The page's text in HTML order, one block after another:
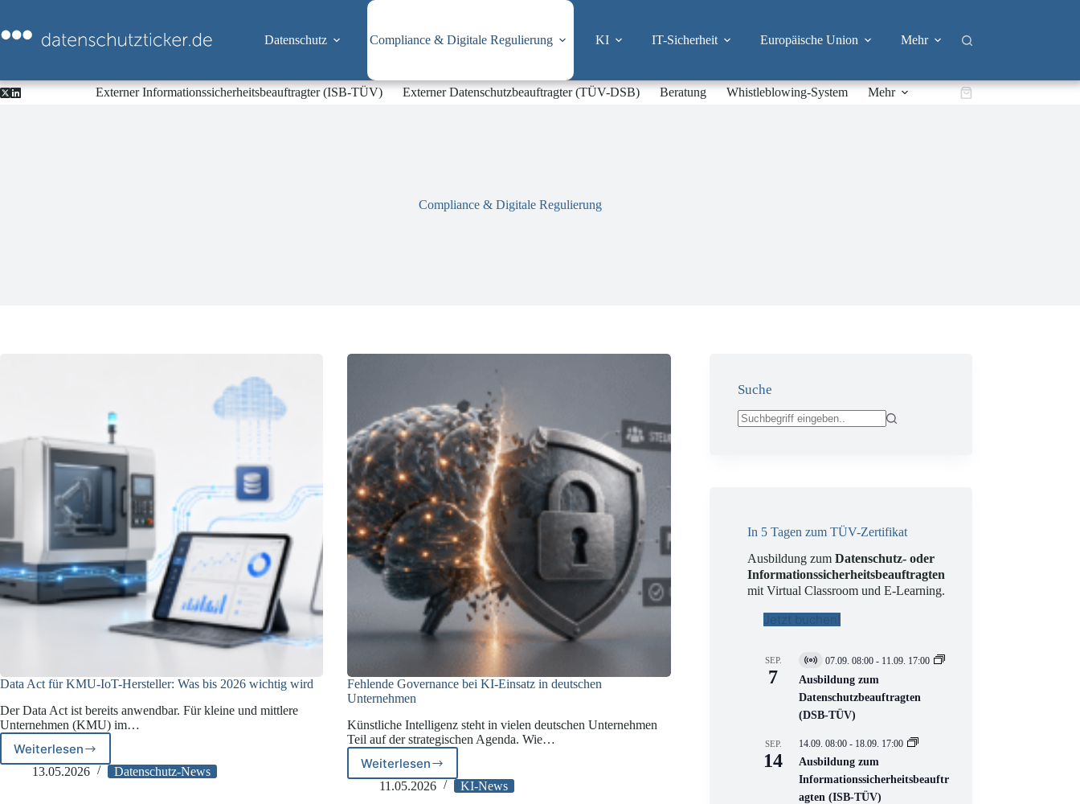
springen
Datenschutz Compliance & Digitale Regulierung KI IT-Sicherheit Europäische Union Mehr
Externer Informationssicherheitsbeauftragter (ISB-TÜV) Externer Datenschutzbeauftragter (TÜV-DSB) Beratung Whistleblowing-System Mehr Warenkorb
Compliance & Digitale Regulierung
Data Act für KMU-IoT-Hersteller: Was bis 2026 wichtig wird
Der Data Act ist bereits anwendbar. Für kleine und mittlere
Unternehmen (KMU) im…
Weiterlesen
Data
Act
13.05.2026 Datenschutz-News
Fehlende Governance bei KI-Einsatz in deutschen
Unternehmen
Künstliche Intelligenz steht in vielen deutschen Unternehmen
Teil auf der strategischen Agenda. Wie…
Weiterlesen
Fehlende
Governance
11.05.2026 KI-News
Suche
In 5 Tagen zum TÜV-Zertifikat
Ausbildung zumDatenschutz- oder
Informationssicherheitsbeauftragten
mit Virtual Classroom und E-Learning.
Jetzt buchen!
SEP.
7
V
i
t
u
l
V
e
r
07.09. 08:00 - 11.09. 17:00
Ausbildung zum
Datenschutzbeauftragten
(DSB-TÜV)
SEP.
14
14.09. 08:00 - 18.09. 17:00
Ausbildung zum
Informationssicherheitsbeauftr
agten (ISB-TÜV)